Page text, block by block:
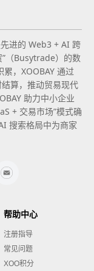
进的 Web3 + AI 跨
”（Busytrade）的数
，XOOBAY 通过
算，推动贸易现代
助力中小企业
+ 交易市场”模式确
搜索格局中为商家
帮助中心
注册指导
常见问题
XOO积分